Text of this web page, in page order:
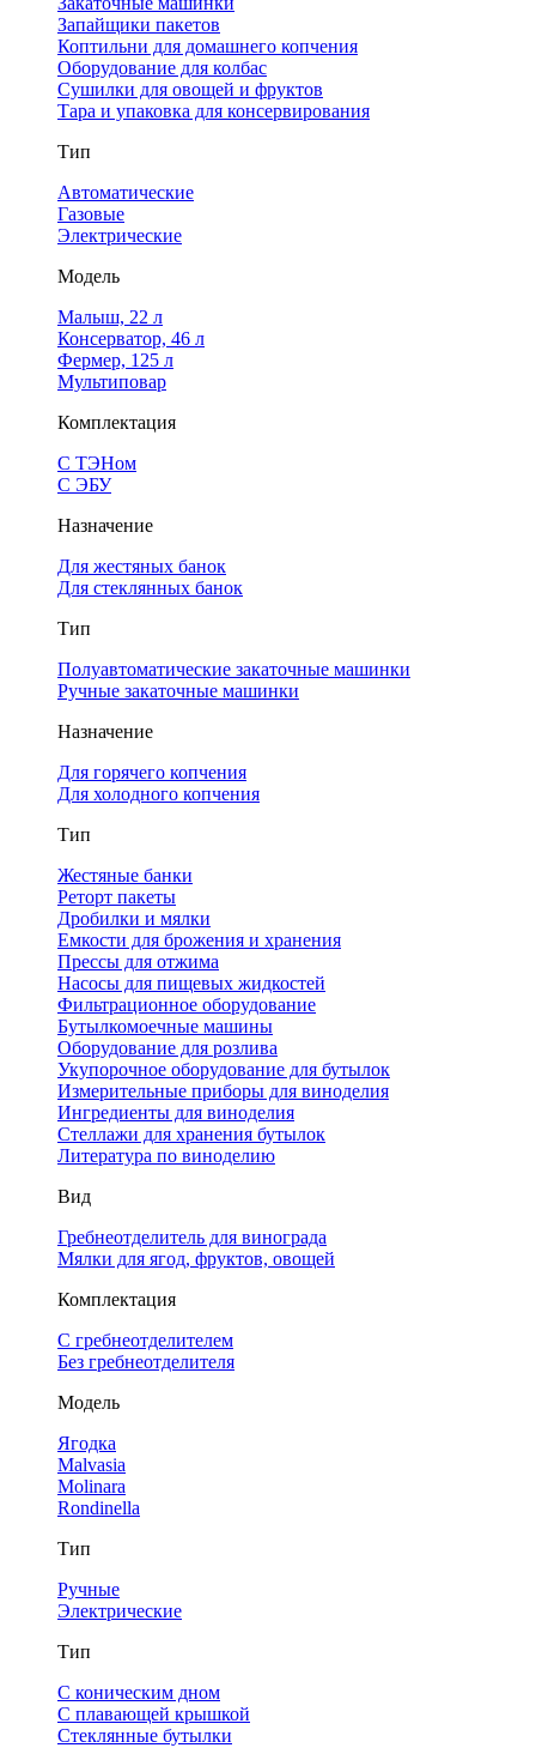
Запайщики пакетов
Коптильни для домашнего копчения
Оборудование для колбас
Сушилки для овощей и фруктов
Тара и упаковка для консервирования
Тип
Автоматические
Газовые
Электрические
Модель
Малыш, 22 л
Консерватор, 46 л
Фермер, 125 л
Мультиповар
Комплектация
С ТЭНом
С ЭБУ
Назначение
Для жестяных банок
Для стеклянных банок
Тип
Полуавтоматические закаточные машинки
Ручные закаточные машинки
Назначение
Для горячего копчения
Для холодного копчения
Тип
Жестяные банки
Реторт пакеты
Дробилки и мялки
Емкости для брожения и хранения
Прессы для отжима
Насосы для пищевых жидкостей
Фильтрационное оборудование
Бутылкомоечные машины
Оборудование для розлива
Укупорочное оборудование для бутылок
Измерительные приборы для виноделия
Ингредиенты для виноделия
Стеллажи для хранения бутылок
Литература по виноделию
Вид
Гребнеотделитель для винограда
Мялки для ягод, фруктов, овощей
Комплектация
С гребнеотделителем
Без гребнеотделителя
Модель
Ягодка
Malvasia
Molinara
Rondinella
Тип
Ручные
Электрические
Тип
С коническим дном
С плавающей крышкой
Стеклянные бутылки